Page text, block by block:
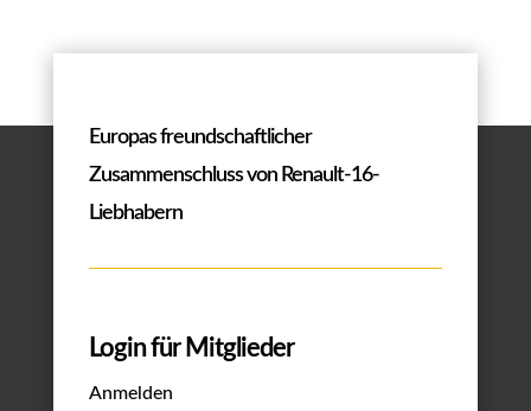
Europas freundschaftlicher
Zusammenschluss von Renault-16-
Liebhabern
Login für Mitglieder
Anmelden